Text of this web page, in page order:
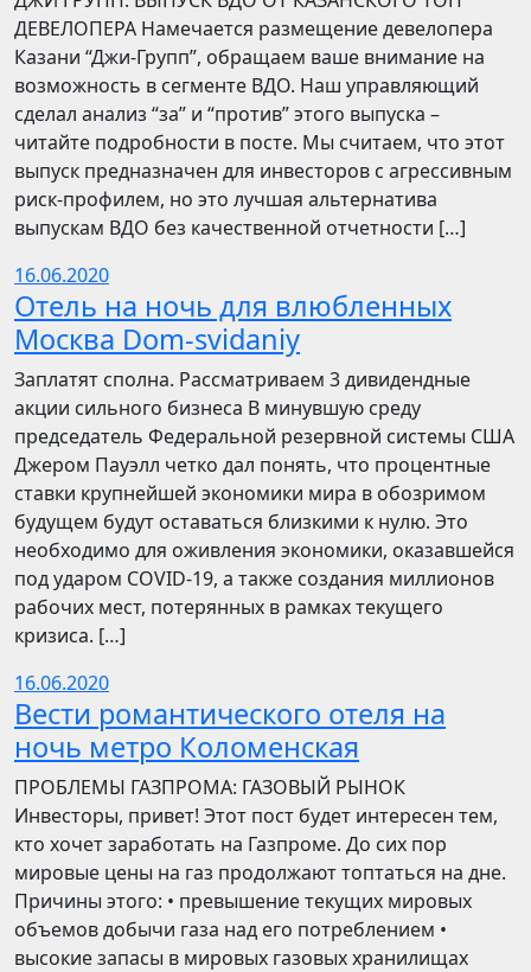
ДЕВЕЛОПЕРА Намечается размещение девелопера
Казани “Джи-Групп”, обращаем ваше внимание на
возможность в сегменте ВДО. Наш управляющий
сделал анализ “за” и “против” этого выпуска –
читайте подробности в посте. Мы считаем, что этот
выпуск предназначен для инвесторов с агрессивным
риск-профилем, но это лучшая альтернатива
выпускам ВДО без качественной отчетности […]
16.06.2020
Отель на ночь для влюбленных
Москва Dom-svidaniy
Заплатят сполна. Рассматриваем 3 дивидендные
акции сильного бизнеса В минувшую среду
председатель Федеральной резервной системы США
Джером Пауэлл четко дал понять, что процентные
ставки крупнейшей экономики мира в обозримом
будущем будут оставаться близкими к нулю. Это
необходимо для оживления экономики, оказавшейся
под ударом COVID-19, а также создания миллионов
рабочих мест, потерянных в рамках текущего
кризиса. […]
16.06.2020
Вести романтического отеля на
ночь метро Коломенская
ПРОБЛЕМЫ ГАЗПРОМА: ГАЗОВЫЙ РЫНОК
Инвесторы, привет! Этот пост будет интересен тем,
кто хочет заработать на Газпроме. До сих пор
мировые цены на газ продолжают топтаться на дне.
Причины этого: • превышение текущих мировых
объемов добычи газа над его потреблением •
высокие запасы в мировых газовых хранилищах